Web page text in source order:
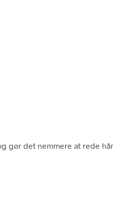
gør det nemmere at rede